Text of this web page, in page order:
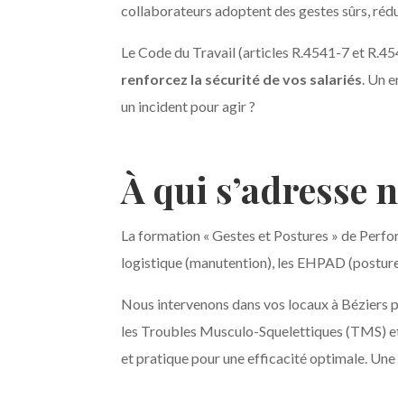
collaborateurs adoptent des gestes sûrs,
Le Code du Travail (articles R.4541-7 et
renforcez la sécurité de vos salariés . Un
un incident pour agir ?
À qui
La formation « Gestes et Postures » de
logistique (manutention), les EHPAD
Nous intervenons dans vos locaux à
les Troubles Musculo-Squelettiques (TMS)
et pratique pour une efficacité optimale.